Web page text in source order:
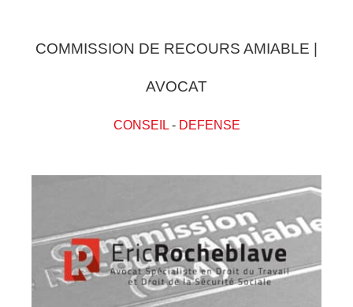
COMMISSION DE RECOURS AMIABLE |
AVOCAT
CONSEIL- DEFENSE